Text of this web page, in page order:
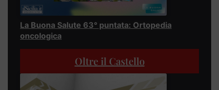
La Buona Salute 63° puntata: Ortopedia
oncologica
Oltre il Castello